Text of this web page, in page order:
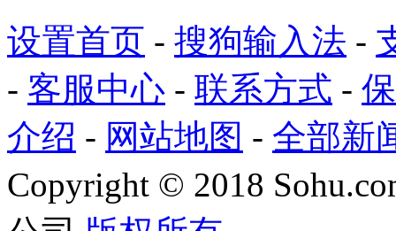
设置首页 - 搜狗输入法 -
- 客服中心 - 联系方式 -
介绍 - 网站地图 - 全部新
Copyright © 2018